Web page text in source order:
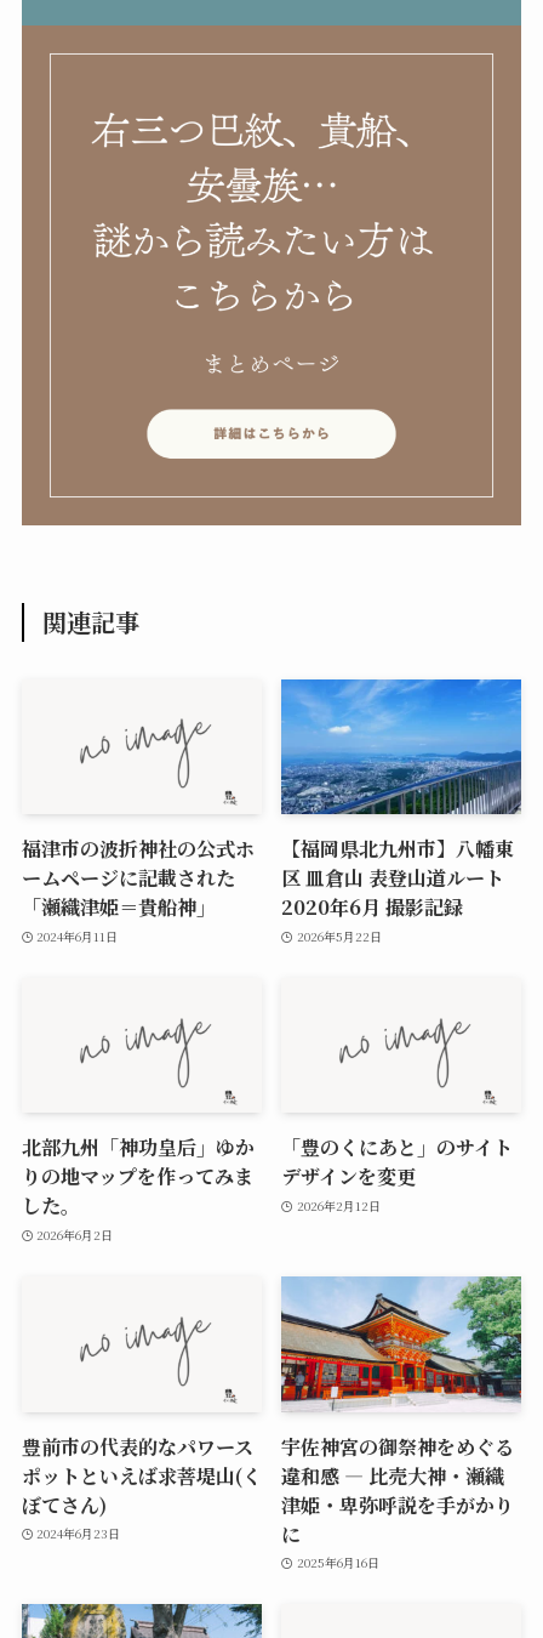
関連記事
福津市の波折神社の公式ホ
ームページに記載された
「瀬織津姫＝貴船神」
2024年6月11日
【福岡県北九州市】八幡東
区 皿倉山 表登山道ルート
2020年6月 撮影記録
2026年5月22日
北部九州「神功皇后」ゆか
りの地マップを作ってみま
した。
2026年6月2日
「豊のくにあと」のサイト
デザインを変更
2026年2月12日
豊前市の代表的なパワース
ポットといえば求菩堤山(く
ぼてさん)
2024年6月23日
宇佐神宮の御祭神をめぐる
違和感 ― 比売大神・瀬織
津姫・卑弥呼説を手がかり
に
2025年6月16日